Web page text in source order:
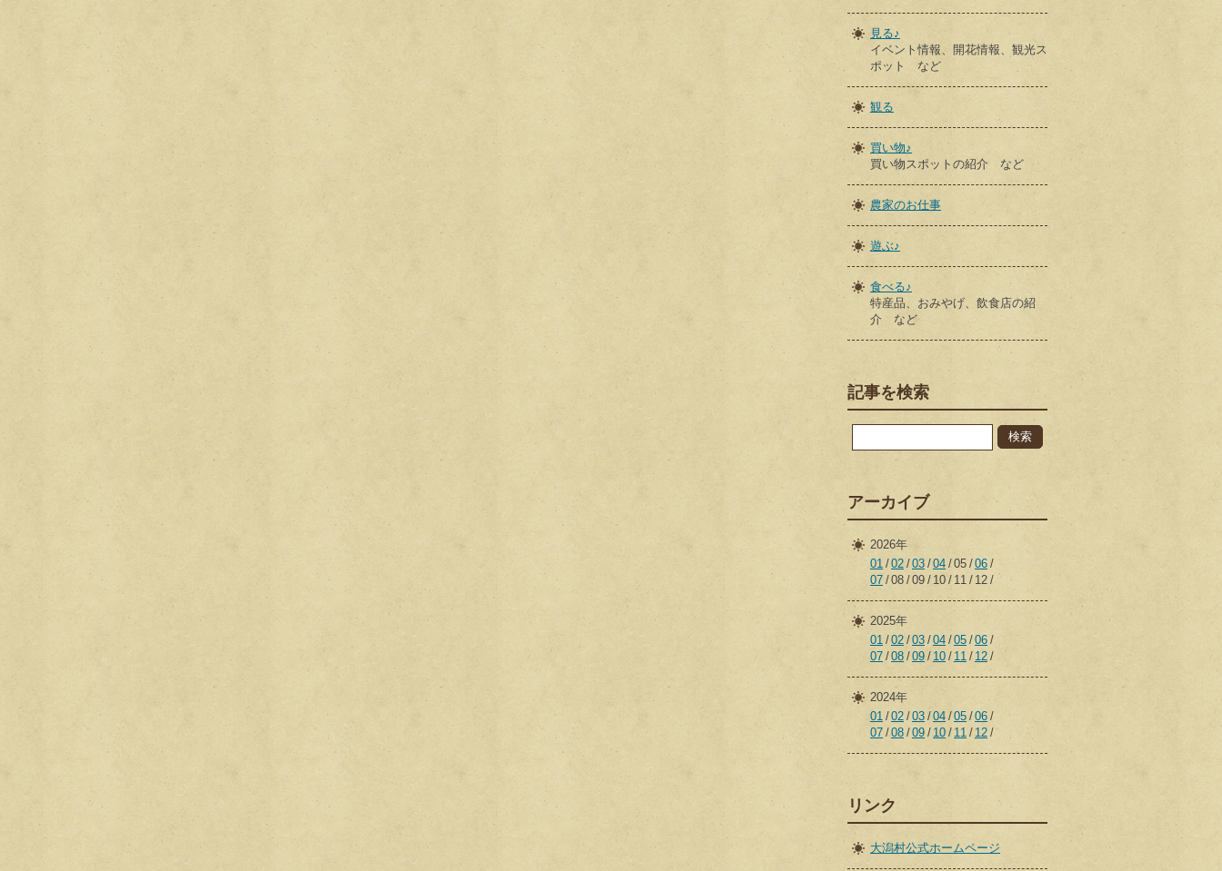
見る♪
イベント情報、開花情報、観光ス
ポット など
観る
買い物♪
買い物スポットの紹介 など
農家のお仕事
遊ぶ♪
食べる♪
特産品、おみやげ、飲食店の紹
介 など
記事を検索
アーカイブ
2026年
01 02 03 04 05 06
07 08 09 10 11 12
2025年
01 02 03 04 05 06
07 08 09 10 11 12
2024年
01 02 03 04 05 06
07 08 09 10 11 12
リンク
大潟村公式ホームページ